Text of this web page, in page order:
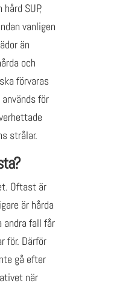
SUP,
vanligen
än
och
förvaras
för
strålar.
Oftast är
är hårda
andra fall får
för. Därför
gå efter
när